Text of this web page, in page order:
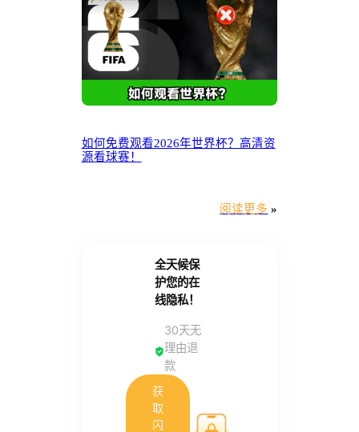
如何免费观看2026年世界杯？高清资
源看球赛！
阅读更多 »
全天候保
护您的在
线隐私！
30天无
理由退
款
获
取
闪